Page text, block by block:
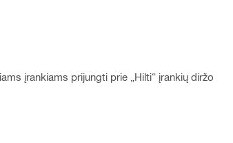
įrankiams prijungti prie „Hilti“ įrankių diržo